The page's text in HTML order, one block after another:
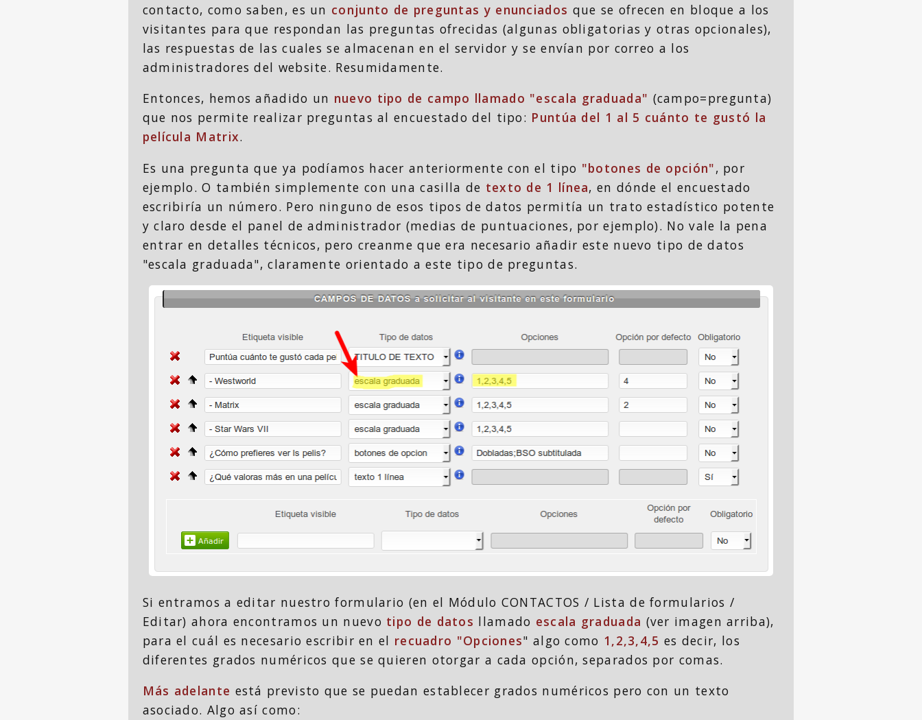
contacto, como saben, es un conjunto de preguntas y enunciados que se ofrecen en bloque a los
visitantes para que respondan las preguntas ofrecidas (algunas obligatorias y otras opcionales),
las respuestas de las cuales se almacenan en el servidor y se envían por correo a los
administradores del website. Resumidamente.
Entonces, hemos añadido un nuevo tipo de campo llamado "escala graduada" (campo=pregunta)
que nos permite realizar preguntas al encuestado del tipo: Puntúa del 1 al 5 cuánto te gustó la
película Matrix.
Es una pregunta que ya podíamos hacer anteriormente con el tipo "botones de opción", por
ejemplo. O también simplemente con una casilla de texto de 1 línea, en dónde el encuestado
escribiría un número. Pero ninguno de esos tipos de datos permitía un trato estadístico potente
y claro desde el panel de administrador (medias de puntuaciones, por ejemplo). No vale la pena
entrar en detalles técnicos, pero creanme que era necesario añadir este nuevo tipo de datos
"escala graduada", claramente orientado a este tipo de preguntas.
Si entramos a editar nuestro formulario (en el Módulo CONTACTOS / Lista de formularios /
Editar) ahora encontramos un nuevo tipo de datos llamado escala graduada (ver imagen arriba),
para el cuál es necesario escribir en el recuadro "Opciones" algo como 1,2,3,4,5 es decir, los
diferentes grados numéricos que se quieren otorgar a cada opción, separados por comas.
Más adelante está previsto que se puedan establecer grados numéricos pero con un texto
asociado. Algo así como: